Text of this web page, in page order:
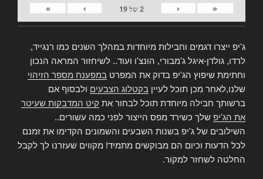
«
‹
2של19
›
»
ג'יפ ייצרו דגמים וחבילות מיוחדות במהלך השנים כמו רנגייד,
לרדו, גולדן-איגל ג'מבורי, הונצ'ו ועוד.. לשיחזור המראה הנכון
וחתימת שיפוץ הג'יפ בדוק את המפרט במפענח מספר הזיהוי
שלנו,לאחר מכן תוכל לעיין בקטלוג הצבעים ולבסוף אם
ברשותך חבילה מיוחדת תוכל לבחור את קיט המדבקות שעיטר
את הג'יפ שלך כשירד מפס הייצור לפני כמה עשורים..
השילובים של ג'יפ בשנות השבעים והשמונים הקדימו את זמנם
לכל הדעות וכיום הם מבוקשים מתמיד! מקווים שעזרנו לך לקבל
החלטה לשחזר למקור.